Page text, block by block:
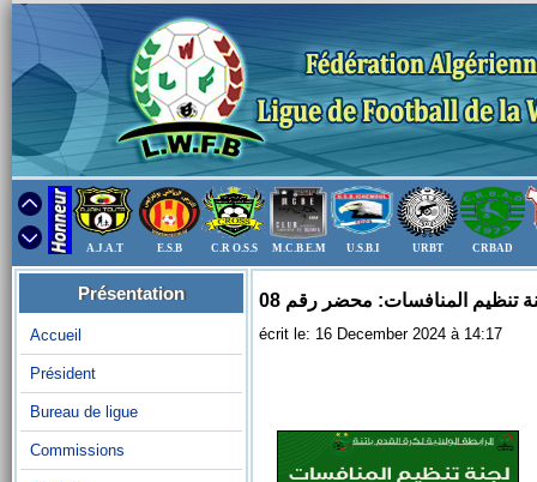
A.J.A.T E.S.B C.R O.S.S M.C.B.E.M U.S.B.I URBT CRBAD
Présentation
Accueil
Président
Bureau de ligue
Commissions
تنظيم المنافسات: محضر رقم 08
écrit le: 16 December 2024 à 14:17